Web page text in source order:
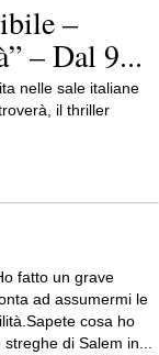
–
– Dal 9...
nelle sale italiane
il thriller
fatto un grave
ad assumermi le
cosa ho
di Salem in...